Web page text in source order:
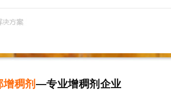
增稠剂 —专业增稠剂企业